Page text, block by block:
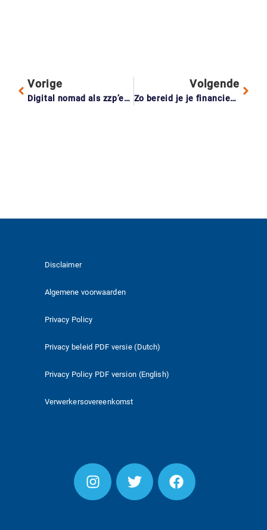
Vorige
Digital nomad als zzp’er: waar betaal je belasting als je vanuit het buitenland werkt?
Volgende
Zo bereid je je financieel voor op de koop van je eigen huis.
Disclaimer
Algemene voorwaarden
Privacy Policy
Privacy beleid PDF versie (Dutch)
Privacy Policy PDF version (English)
Verwerkersovereenkomst